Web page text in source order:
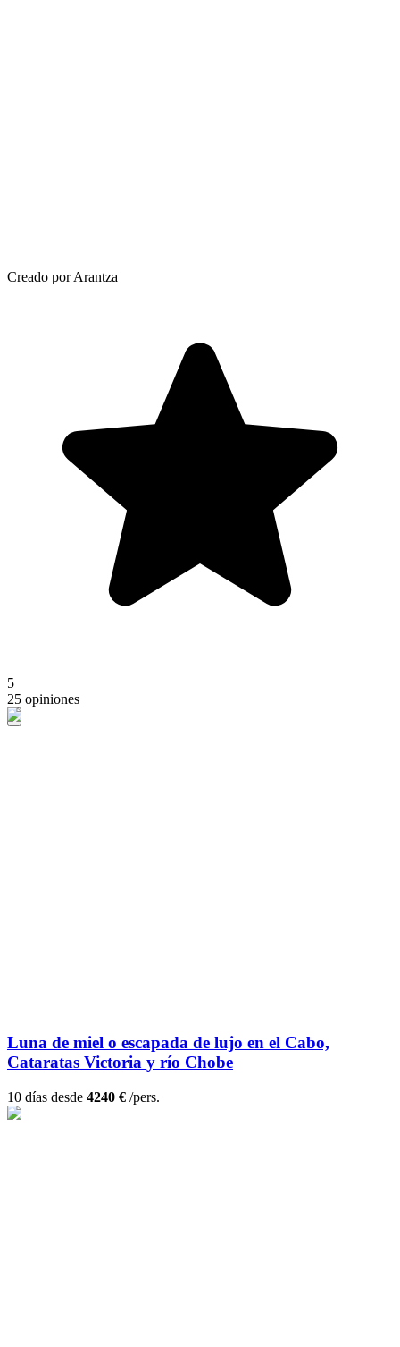
Creado por Arantza
5
25 opiniones
Luna de miel o escapada de lujo en el Cabo,
Cataratas Victoria y río Chobe
10 días desde 4240 € /pers.